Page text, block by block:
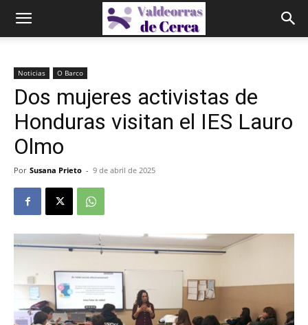
Noticias O Barco
Dos mujeres activistas de
Honduras visitan el IES Lauro
Olmo
Por Susana Prieto - 9 de abril de 2025